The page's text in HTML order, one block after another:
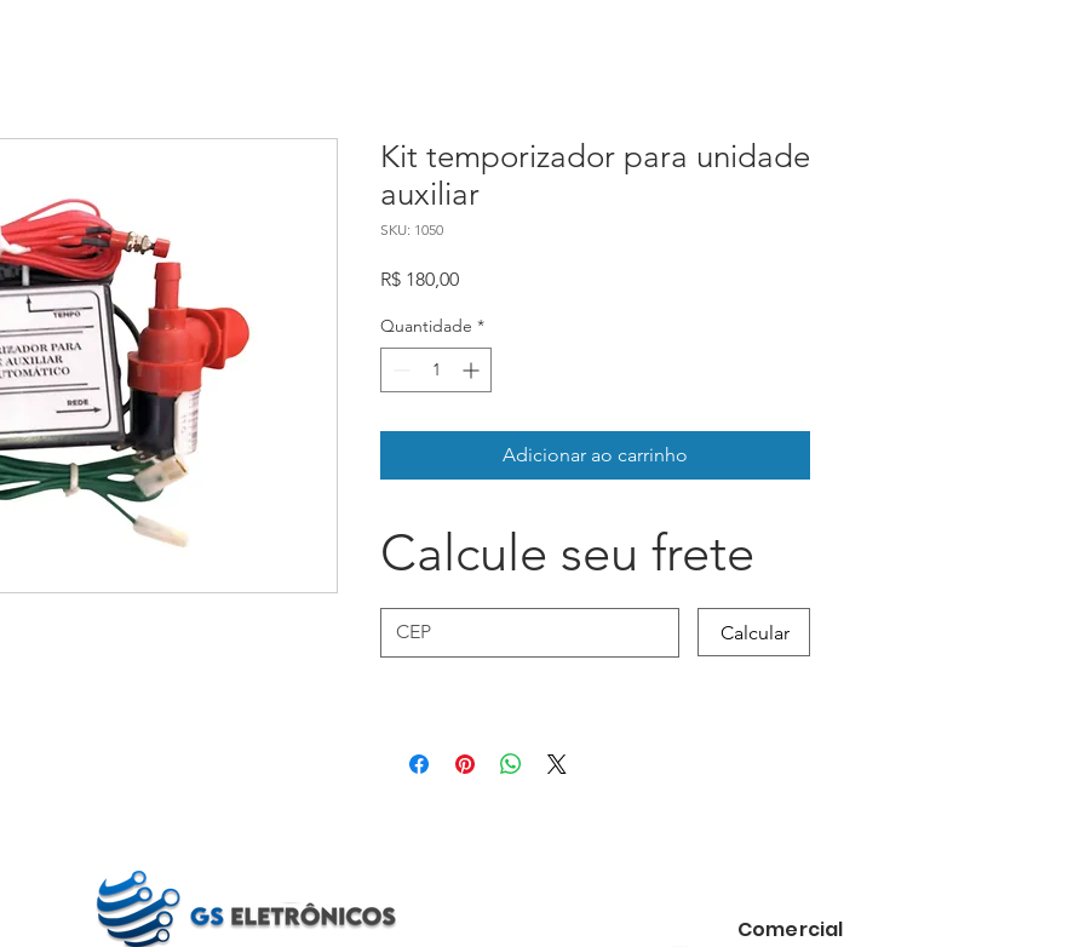
Kit temporizador para unidade
auxiliar
SKU: 1050
R$ 180,00Preço
Quantidade *
Adicionar ao carrinho
Calcule seu frete
Calcular
Comercial